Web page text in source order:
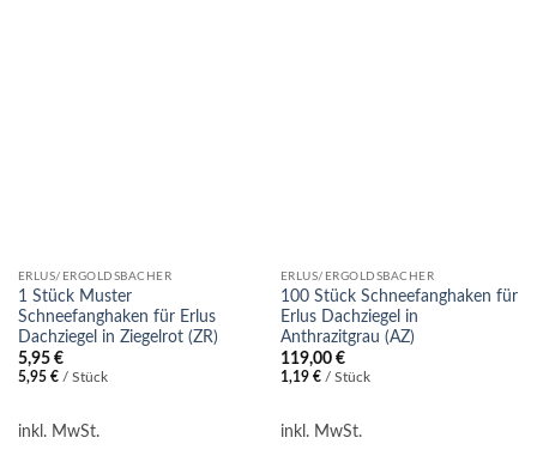
ERLUS/ERGOLDSBACHER
1 Stück Muster
Schneefanghaken für Erlus
Dachziegel in Ziegelrot (ZR)
5,95 €
5,95 €/ Stück
inkl. MwSt.
ERLUS/ERGOLDSBACHER
100 Stück Schneefanghaken für
Erlus Dachziegel in
Anthrazitgrau (AZ)
119,00 €
1,19 €/ Stück
inkl. MwSt.